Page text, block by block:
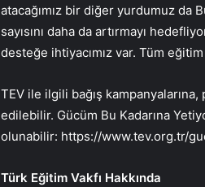
atacağımız bir diğer yurdumuz da
sayısını daha da artırmayı
desteğe ihtiyacımız var. Tüm
TEV ile ilgili bağış
edilebilir. Gücüm Bu Kadarına
olunabilir: https://www.tev.org.tr/
Türk Eğitim Vakfı Hakkında